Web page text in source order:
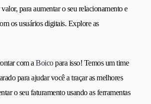
para aumentar o seu relacionamento e
os usuários digitais. Explore as
com aBoicopara isso! Temos um time
para ajudar você a traçar as melhores
o seu faturamento usando as ferramentas